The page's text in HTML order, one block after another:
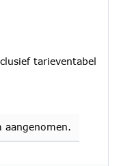
tarieventabel